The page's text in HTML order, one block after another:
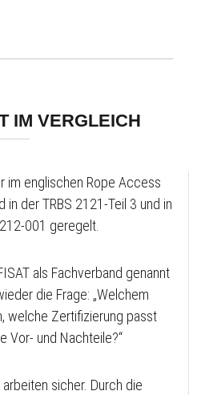
IM VERGLEICH
im englischen Rope Access
in der TRBS 2121-Teil 3 und in
001 geregelt.
als Fachverband genannt
die Frage: „Welchem
welche Zertifizierung passt
Vor- und Nachteile?“
sicher. Durch die